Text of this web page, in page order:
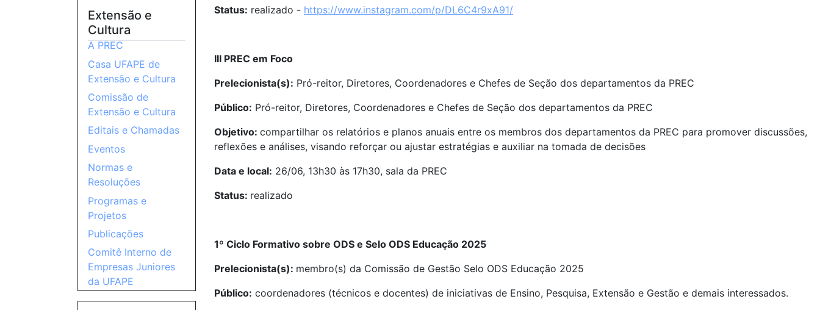
Status: realizado - https://www.instagram.com/p/DL6C4r9xA91/
III PREC em Foco
Prelecionista(s): Pró-reitor, Diretores, Coordenadores e Chefes de Seção dos departamentos da PREC
Público: Pró-reitor, Diretores, Coordenadores e Chefes de Seção dos departamentos da PREC
Objetivo: compartilhar os relatórios e planos anuais entre os membros dos departamentos da PREC para promover discussões,
reflexões e análises, visando reforçar ou ajustar estratégias e auxiliar na tomada de decisões
Data e local: 26/06, 13h30 às 17h30, sala da PREC
Status: realizado
1º Ciclo Formativo sobre ODS e Selo ODS Educação 2025
Prelecionista(s): membro(s) da Comissão de Gestão Selo ODS Educação 2025
Público: coordenadores (técnicos e docentes) de iniciativas de Ensino, Pesquisa, Extensão e Gestão e demais interessados.
Extensão e
Cultura
A PREC
Casa UFAPE de
Extensão e Cultura
Comissão de
Extensão e Cultura
Editais e Chamadas
Eventos
Normas e
Resoluções
Programas e
Projetos
Publicações
Comitê Interno de
Empresas Juniores
da UFAPE